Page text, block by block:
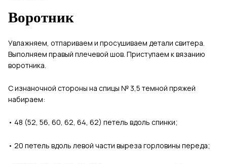
Воротник
Увлажняем, отпариваем и просушиваем детали свитера.
Выполняем правый плечевой шов. Приступаем к вязанию
воротника.
С изнаночной стороны на спицы № 3,5 темной пряжей
набираем:
• ­ 48 (52, 56, 60, 62, 64, 62) петель вдоль спинки;
• ­ 20 петель вдоль левой части выреза горловины переда;